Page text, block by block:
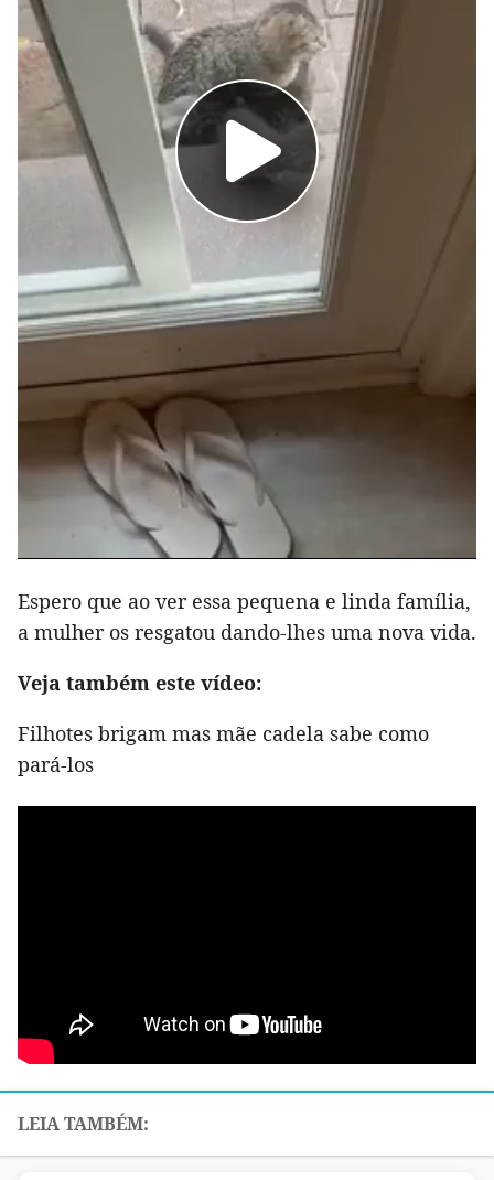
Espero que ao ver essa pequena e linda família,
a mulher os resgatou dando-lhes uma nova vida.
Veja também este vídeo:
Filhotes brigam mas mãe cadela sabe como
pará-los